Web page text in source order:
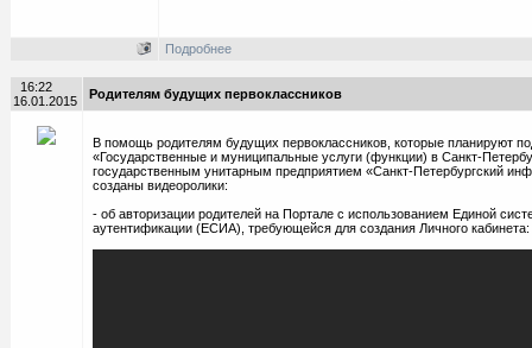
Подробнее
16:22
16.01.2015
Родителям будущих первоклассников
В помощь родителям будущих первоклассников, которые планируют
«Государственные и муниципальные услуги (функции) в Санкт-
государственным унитарным предприятием «Санкт-Петербургский
созданы видеоролики:
- об авторизации родителей на Портале с использованием Единой
аутентификации (ЕСИА), требующейся для создания Личного кабинета: